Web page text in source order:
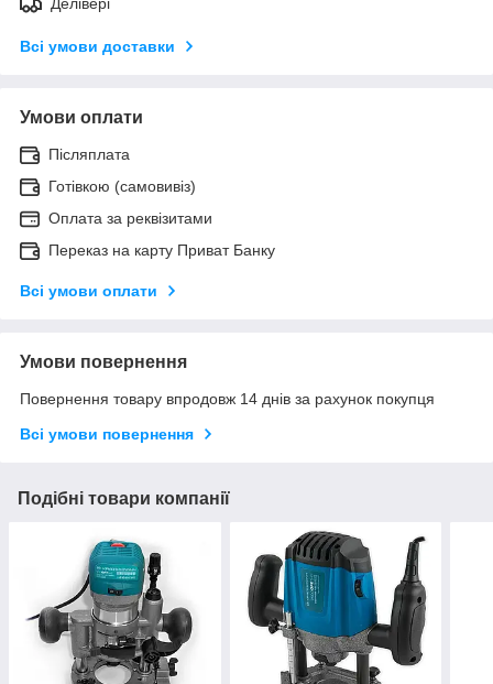
Всі умови доставки
Умови оплати
Післяплата
Готівкою (самовивіз)
Оплата за реквізитами
Переказ на карту Приват Банку
Всі умови оплати
Умови повернення
Повернення товару впродовж 14 днів за рахунок покупця
Всі умови повернення
Подібні товари компанії